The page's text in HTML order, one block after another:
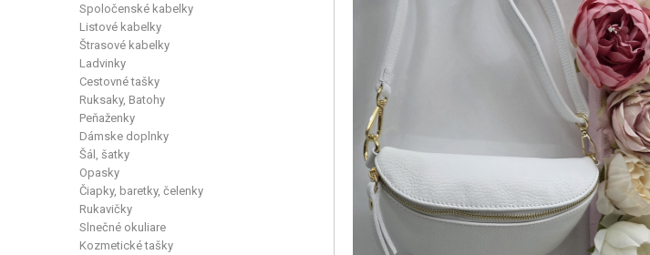
Spoločenské kabelky
Listové kabelky
Štrasové kabelky
Ladvinky
Cestovné tašky
Ruksaky, Batohy
Peňaženky
Dámske doplnky
Šál, šatky
Opasky
Čiapky, baretky, čelenky
Rukavičky
Slnečné okuliare
Kozmetické tašky